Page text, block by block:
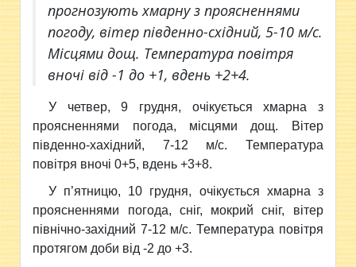
прогнозують хмарну з проясненнями
погоду, вітер південно-східний, 5-10 м/с.
Місцями дощ. Температура повітря
вночі від -1 до +1, вдень +2+4.
У четвер, 9 грудня, очікується хмарна з
проясненнями погода, місцями дощ. Вітер
південно-хахідний, 7-12 м/с. Температура
повітря вночі 0+5, вдень +3+8.
У п’ятницю, 10 грудня, очікується хмарна з
проясненнями погода, сніг, мокрий сніг, вітер
північно-західний 7-12 м/с. Температура повітря
протягом доби від -2 до +3.